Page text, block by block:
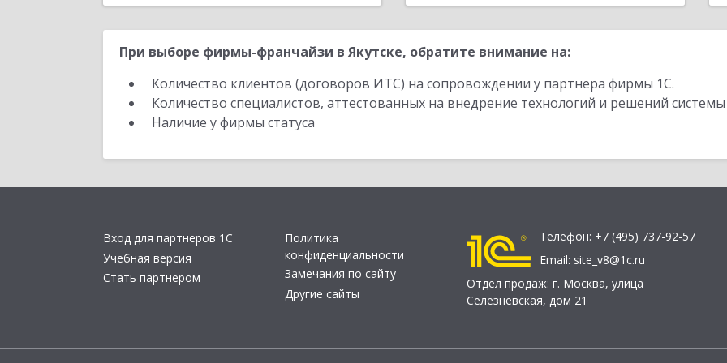
При выборе фирмы-франчайзи в Якутске, обратите внимание на:
Количество клиентов (договоров ИТС) на сопровождении у партнера фирмы 1С.
Количество специалистов, аттестованных на внедрение технологий и решений
Наличие у фирмы статуса
Вход для партнеров 1С
Учебная версия
Стать партнером
Политика
конфиденциальности
Замечания по сайту
Другие сайты
Телефон: +7 (495) 737-92-57
Email: site_v8@1c.ru
Отдел продаж: г. Москва, улица
Селезнёвская, дом 21